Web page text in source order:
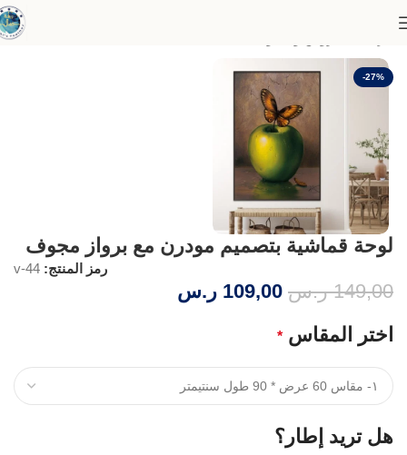
-27%
لوحة قماشية بتصميم مودرن مع برواز مجوف
رمز المنتج: v-44
149,00 ر.س 109,00 ر.س
اختر المقاس *
هل تريد إطار؟